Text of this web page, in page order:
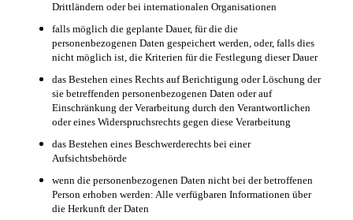
Drittländern oder bei internationalen Organisationen
falls möglich die geplante Dauer, für die die
personenbezogenen Daten gespeichert werden, oder, falls dies
nicht möglich ist, die Kriterien für die Festlegung dieser Dauer
das Bestehen eines Rechts auf Berichtigung oder Löschung der
sie betreffenden personenbezogenen Daten oder auf
Einschränkung der Verarbeitung durch den Verantwortlichen
oder eines Widerspruchsrechts gegen diese Verarbeitung
das Bestehen eines Beschwerderechts bei einer
Aufsichtsbehörde
wenn die personenbezogenen Daten nicht bei der betroffenen
Person erhoben werden: Alle verfügbaren Informationen über
die Herkunft der Daten